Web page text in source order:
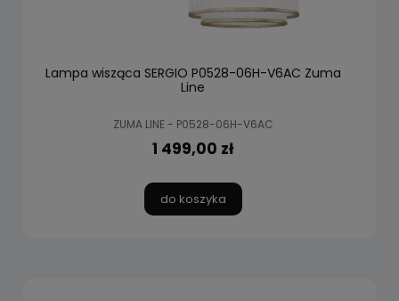
Lampa wisząca SERGIO P0528-06H-V6AC Zuma
Line
ZUMA LINE - P0528-06H-V6AC
1 499,00 zł
do koszyka